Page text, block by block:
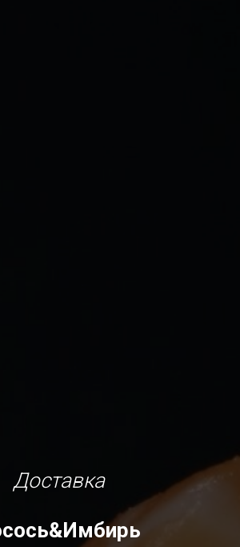
Доставка